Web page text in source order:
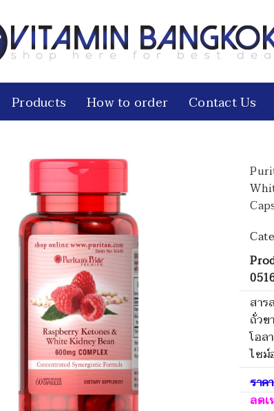
Products How to order Contact Us
สาร
ถั่วข
โอล
ไซม์
ราค
ลด